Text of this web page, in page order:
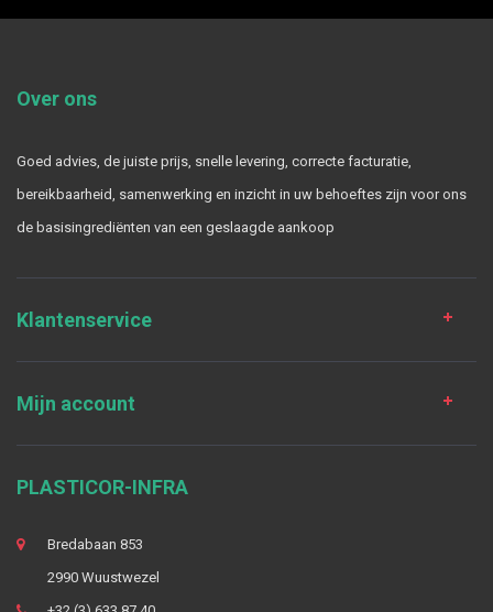
Over ons
Goed advies, de juiste prijs, snelle levering, correcte facturatie,
bereikbaarheid, samenwerking en inzicht in uw behoeftes zijn voor ons
de basisingrediënten van een geslaagde aankoop
Klantenservice
Mijn account
PLASTICOR-INFRA
Bredabaan 853
2990 Wuustwezel